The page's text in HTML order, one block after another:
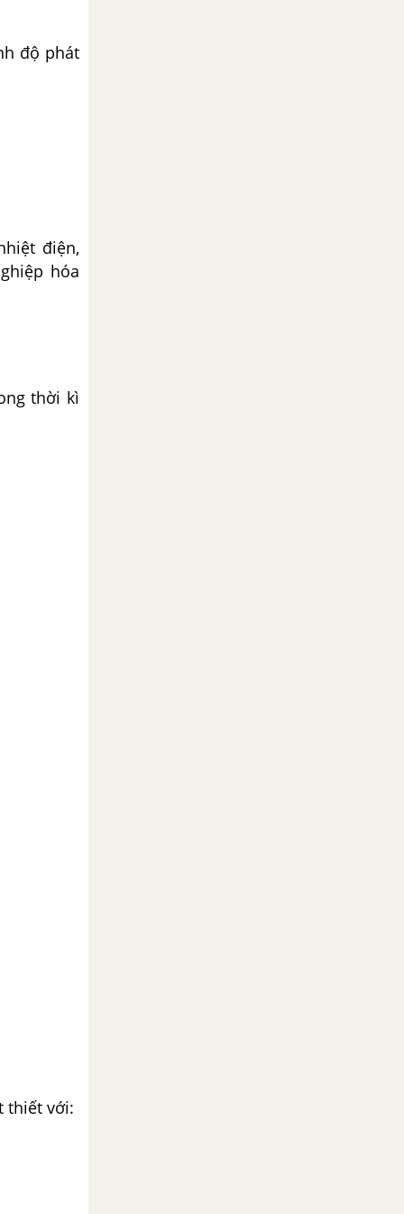
độ phát
điện,
hóa
thời kì
thiết với: